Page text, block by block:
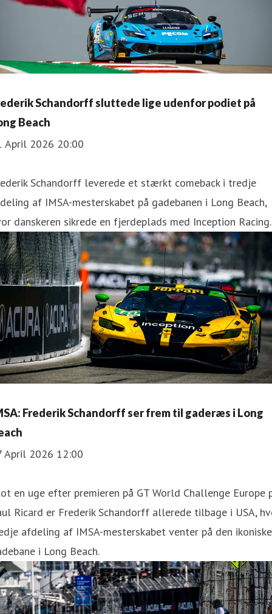
Schandorff sluttede lige udenfor podiet på
Beach
April 2026 20:00
Schandorff leverede et stærkt comeback i tredje
af IMSA-mesterskabet på gadebanen i Long Beach,
danskeren sikrede en fjerdeplads med Inception Racing.
Frederik Schandorff ser frem til gaderæs i Long
April 2026 12:00
en uge efter premieren på GT World Challenge Europe
Ricard er Frederik Schandorff allerede tilbage i USA,
afdeling af IMSA-mesterskabet venter på den ikoniske
i Long Beach.